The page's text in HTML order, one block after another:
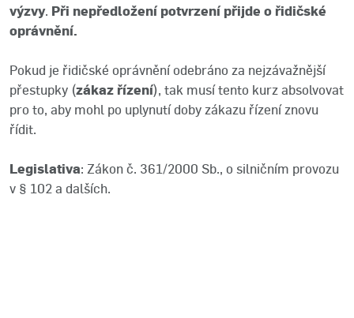
výzvy. Při nepředložení potvrzení přijde o řidičské
oprávnění.
Pokud je řidičské oprávnění odebráno za nejzávažnější
přestupky (zákaz řízení), tak musí tento kurz absolvovat
pro to, aby mohl po uplynutí doby zákazu řízení znovu
řídit.
Legislativa: Zákon č. 361/2000 Sb., o silničním provozu
v § 102 a dalších.